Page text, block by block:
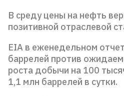
В среду цены на нефть
позитивной отраслевой
EIA в еженедельном
баррелей против
роста добычи на 100
1,1 млн баррелей в сутки.